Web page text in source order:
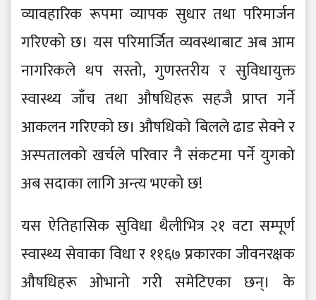
व्यावहारिक रूपमा व्यापक सुधार तथा परिमार्जन
गरिएको छ। यस परिमार्जित व्यवस्थाबाट अब आम
नागरिकले थप सस्तो, गुणस्तरीय र सुविधायुक्त
स्वास्थ्य जाँच तथा औषधिहरू सहजै प्राप्त गर्ने
आकलन गरिएको छ। औषधिको बिलले ढाड सेक्ने र
अस्पतालको खर्चले परिवार नै संकटमा पर्ने युगको
अब सदाका लागि अन्त्य भएको छ!
यस ऐतिहासिक सुविधा थैलीभित्र २१ वटा सम्पूर्ण
स्वास्थ्य सेवाका विधा र ११६७ प्रकारका जीवनरक्षक
औषधिहरू ओभानो गरी समेटिएका छन्। के